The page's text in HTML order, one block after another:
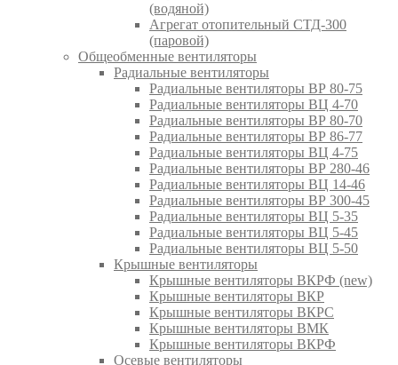
(водяной)
Агрегат отопительный СТД-300
(паровой)
Общеобменные вентиляторы
Радиальные вентиляторы
Радиальные вентиляторы ВР 80-75
Радиальные вентиляторы ВЦ 4-70
Радиальные вентиляторы ВР 80-70
Радиальные вентиляторы ВР 86-77
Радиальные вентиляторы ВЦ 4-75
Радиальные вентиляторы ВР 280-46
Радиальные вентиляторы ВЦ 14-46
Радиальные вентиляторы ВР 300-45
Радиальные вентиляторы ВЦ 5-35
Радиальные вентиляторы ВЦ 5-45
Радиальные вентиляторы ВЦ 5-50
Крышные вентиляторы
Крышные вентиляторы ВКРФ (new)
Крышные вентиляторы ВКР
Крышные вентиляторы ВКРС
Крышные вентиляторы ВМК
Крышные вентиляторы ВКРФ
Осевые вентиляторы